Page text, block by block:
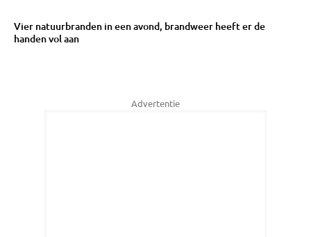
Vier natuurbranden in een avond, brandweer heeft er de
handen vol aan
Advertentie